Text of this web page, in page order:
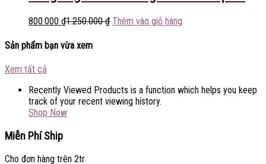
800.000 ₫1.250.000₫ Thêm vào giỏ hàng
Sản phẩm bạn vừa xem
Xem tất cả
Recently Viewed Products is a function which helps you keep
track of your recent viewing history.
Shop Now
Miễn Phí Ship
Cho đơn hàng trên 2tr